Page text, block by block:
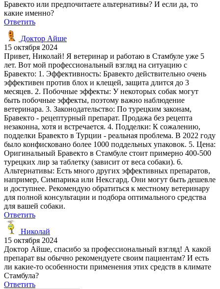
Бравекто или предпочитаете альтернативы? И если да, то
какие именно?
Ответить
Доктор Айше
15 октября 2024
Привет, Николай! Я ветеринар и работаю в Стамбуле уже 5
лет. Вот мой профессиональный взгляд на ситуацию с
Бравекто: 1. Эффективность: Бравекто действительно очень
эффективен против блох и клещей, защита длится до 3
месяцев. 2. Побочные эффекты: У некоторых собак могут
быть побочные эффекты, поэтому важно наблюдение
ветеринара. 3. Законодательство: По турецким законам,
Бравекто - рецептурный препарат. Продажа без рецепта
незаконна, хотя и встречается. 4. Подделки: К сожалению,
подделки Бравекто в Турции - реальная проблема. В 2022 году
было конфисковано более 1000 поддельных упаковок. 5. Цена:
Оригинальный Бравекто в Стамбуле стоит примерно 400-500
турецких лир за таблетку (зависит от веса собаки). 6.
Альтернативы: Есть много других эффективных препаратов,
например, Симпарика или Нексгард. Они могут быть дешевле
и доступнее. Рекомендую обратиться к местному ветеринару
для полной консультации и подбора оптимального средства
для вашей собаки.
Ответить
Николай
15 октября 2024
Доктор Айше, спасибо за профессиональный взгляд! А какой
препарат вы обычно рекомендуете своим пациентам? И есть
ли какие-то особенности применения этих средств в климате
Стамбула?
Ответить